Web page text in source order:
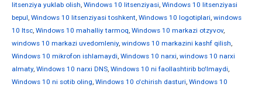
litsenziya yuklab olish, Windows 10 litsenziyasi, Windows 10 litsenziyasi
bepul, Windows 10 litsenziyasi toshkent, Windows 10 logotiplari, windows
10 ltsc, Windows 10 mahalliy tarmoq, Windows 10 markazi otzyvov,
windows 10 markazi uvedomleniy, windows 10 markazini kashf qilish,
Windows 10 mikrofon ishlamaydi, Windows 10 narxi, windows 10 narxi
almaty, Windows 10 narxi DNS, Windows 10 ni faollashtirib bo'lmaydi,
Windows 10 ni sotib oling, Windows 10 o'chirish dasturi, Windows 10